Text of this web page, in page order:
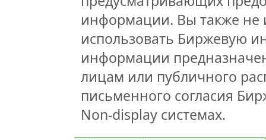
информации. Вы также не
использовать Биржевую
информации
лицам или публичного
письменного согласия
Non-display системах.